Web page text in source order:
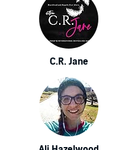
C.R. Jane